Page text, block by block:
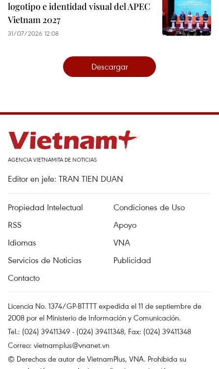
logotipo e identidad visual del APEC
Vietnam 2027
31/07/2026 12:08
Descargar
AGENCIA VIETNAMITA DE NOTICIAS
Editor en jefe: TRAN TIEN DUAN
Propiedad Intelectual
Condiciones de Uso
RSS
Apoyo
Idiomas
VNA
Servicios de Noticias
Publicidad
Contacto
Licencia No. 1374/GP-BTTTT expedida el 11 de septiembre de
2008 por el Ministerio de Información y Comunicación.
Tel.: (024) 39411349 - (024) 39411348, Fax: (024) 39411348
Correo: vietnamplus@vnanet.vn
© Derechos de autor de VietnamPlus, VNA. Prohibida su